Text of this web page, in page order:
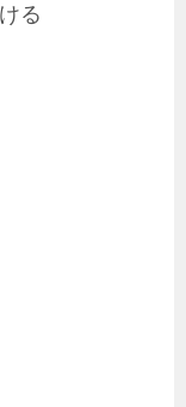
ける